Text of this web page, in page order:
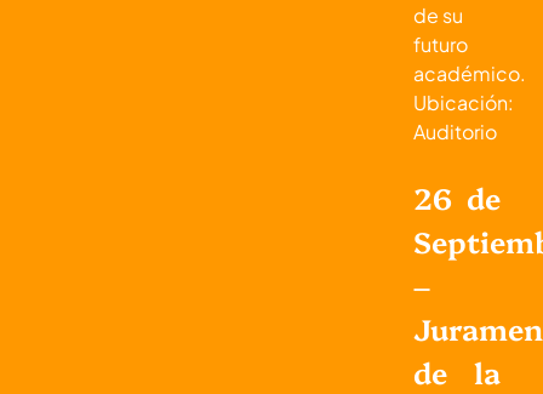
de su
futuro
académico.
Ubicación:
Auditorio
26 de
–
de la